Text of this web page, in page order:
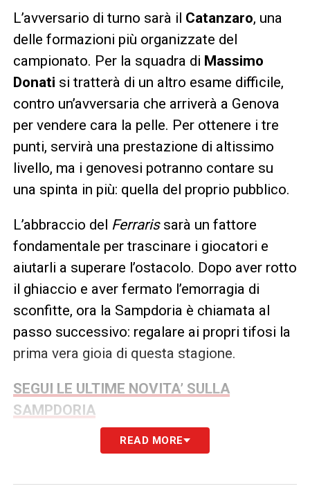
L’avversario di turno sarà il Catanzaro, una
delle formazioni più organizzate del
campionato. Per la squadra di Massimo
Donati si tratterà di un altro esame difficile,
contro un’avversaria che arriverà a Genova
per vendere cara la pelle. Per ottenere i tre
punti, servirà una prestazione di altissimo
livello, ma i genovesi potranno contare su
una spinta in più: quella del proprio pubblico.
L’abbraccio del Ferrarissarà un fattore
fondamentale per trascinare i giocatori e
aiutarli a superare l’ostacolo. Dopo aver rotto
il ghiaccio e aver fermato l’emorragia di
sconfitte, ora la Sampdoria è chiamata al
passo successivo: regalare ai propri tifosi la
prima vera gioia di questa stagione.
SEGUI LE ULTIME NOVITA’ SULLA
SAMPDORIA
LA PLAYLIST DELLE NOSTRE TOP NEWS
READ MORE